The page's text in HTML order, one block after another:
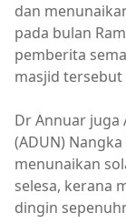
dan
pada bulan
pemberita
masjid
Dr Annuar juga
(ADUN)
menunaikan
selesa, kerana
dingin